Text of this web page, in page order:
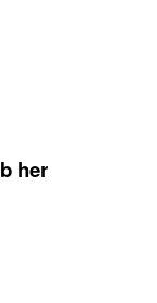
her